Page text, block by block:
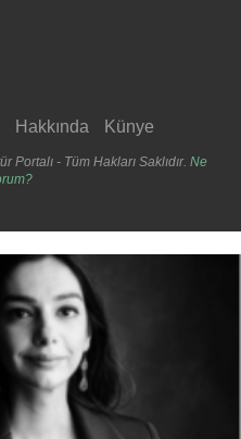
Hakkında Künye
- Tüm Hakları Saklıdır. Ne